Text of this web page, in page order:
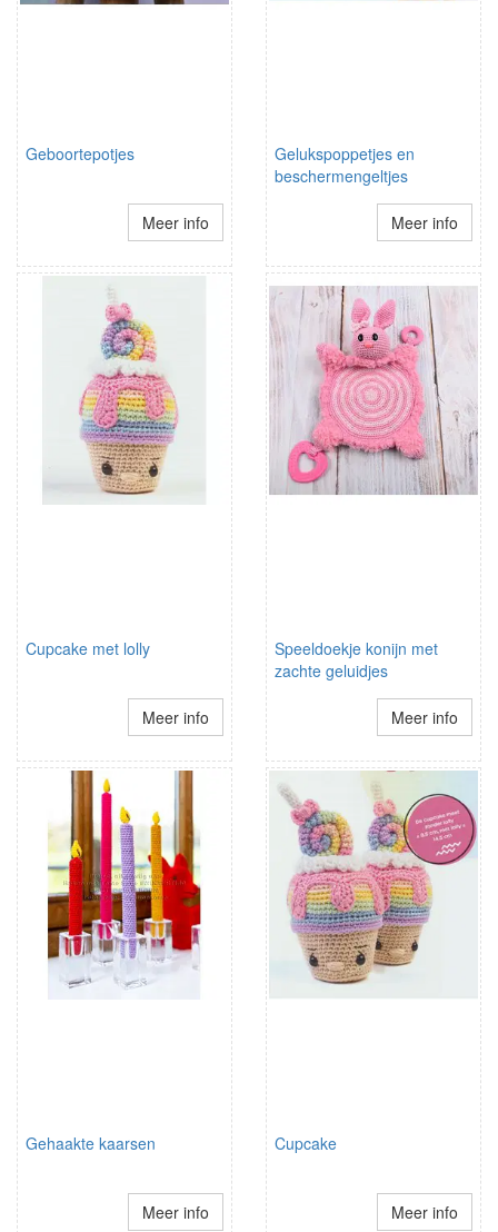
Geboortepotjes
Meer info
Gelukspoppetjes en
beschermengeltjes
Meer info
Cupcake met lolly
Meer info
Speeldoekje konijn met
zachte geluidjes
Meer info
Gehaakte kaarsen
Meer info
Cupcake
Meer info